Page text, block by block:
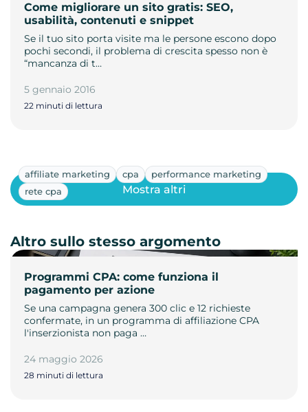
Come migliorare un sito gratis: SEO,
usabilità, contenuti e snippet
Se il tuo sito porta visite ma le persone escono dopo
pochi secondi, il problema di crescita spesso non è
“mancanza di t…
5 gennaio 2016
22 minuti di lettura
affiliate marketing cpa
performance marketing
rete cpa
Programmi CPA: come funziona il
pagamento per azione
Se una campagna genera 300 clic e 12 richieste
confermate, in un programma di affiliazione CPA
l'inserzionista non paga …
24 maggio 2026
28 minuti di lettura
Mostra altri
Altro sullo stesso argomento